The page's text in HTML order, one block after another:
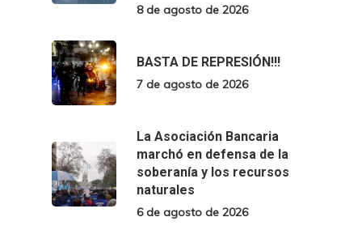
8 de agosto de 2026
BASTA DE REPRESIÓN!!!
7 de agosto de 2026
La Asociación Bancaria
marchó en defensa de la
soberanía y los recursos
naturales
6 de agosto de 2026